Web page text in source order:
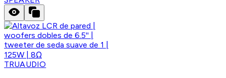
TRUAUDIO